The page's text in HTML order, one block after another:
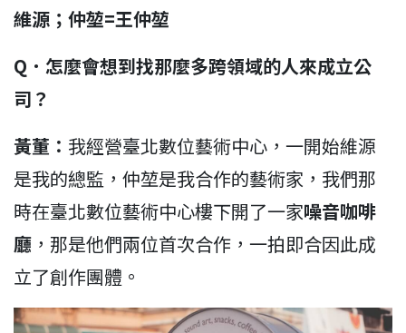
維源； 仲堃=王仲堃
Q ．怎麼會想到找那麼多跨領域的人來成立公
司？
黃董： 我經營臺北數位藝術中心，一開始維源
是我的總監，仲堃是我合作的藝術家，我們那
時在臺北數位藝術中心樓下開了一家噪音咖啡
廳 ，那是他們兩位首次合作，一拍即合因此成
立了創作團體。